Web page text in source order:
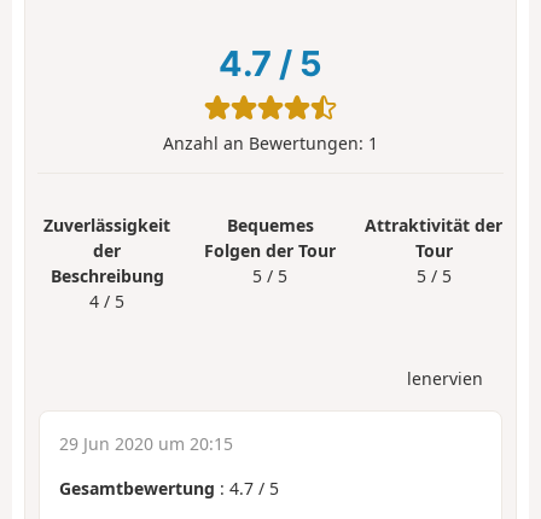
4.7 / 5
Anzahl an Bewertungen: 1
Zuverlässigkeit
der
Beschreibung
4 / 5
Bequemes
Folgen der Tour
5 / 5
Attraktivität der
Tour
5 / 5
lenervien
29 Jun 2020 um 20:15
Gesamtbewertung : 4.7 / 5